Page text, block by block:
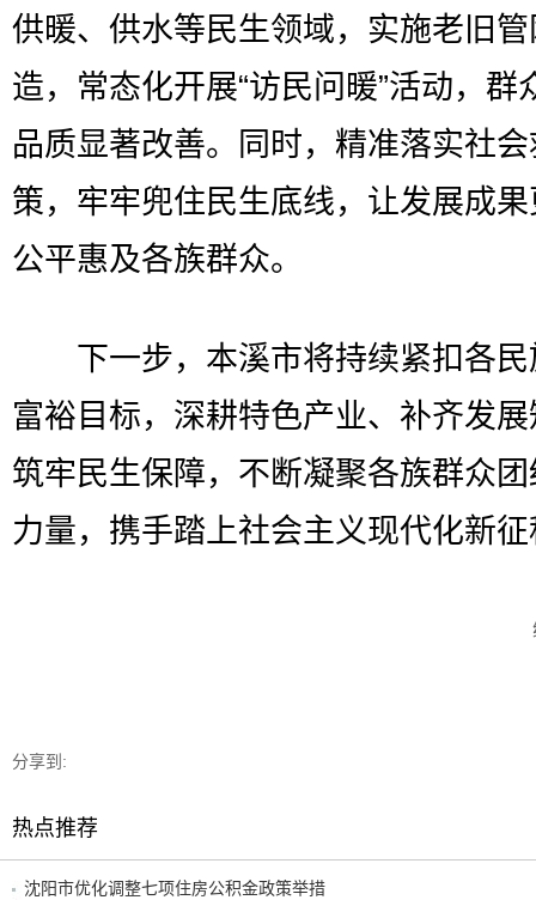
供暖、供水等民生领域，实施老旧
造，常态化开展“访民问暖”活动，群
品质显著改善。同时，精准落实社
策，牢牢兜住民生底线，让发展成
公平惠及各族群众。
下一步，本溪市将持续紧扣各民
富裕目标，深耕特色产业、补齐发
筑牢民生保障，不断凝聚各族群众
力量，携手踏上社会主义现代化新
分享到:
热点推荐
沈阳市优化调整七项住房公积金政策举措